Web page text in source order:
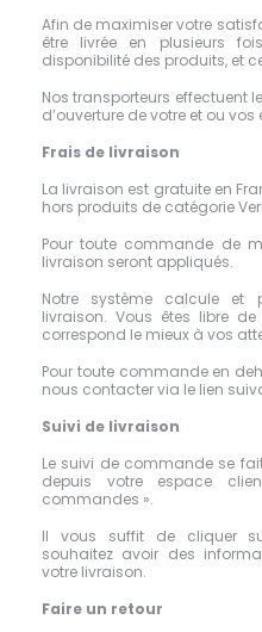
Afin de maximiser votre
être livrée en plusieurs
disponibilité des produits, et
Nos transporteurs effectuent
d’ouverture de votre et ou
Frais de livraison
La livraison est gratuite en
hors produits de catégorie
Pour toute commande de
livraison seront appliqués.
Notre système calcule et
livraison. Vous êtes libre
correspond le mieux à vos
Pour toute commande en
nous contacter via le lien
Suivi de livraison
Le suivi de commande se
depuis votre espace
commandes ».
Il vous suffit de cliquer
souhaitez avoir des
votre livraison.
Faire un retour